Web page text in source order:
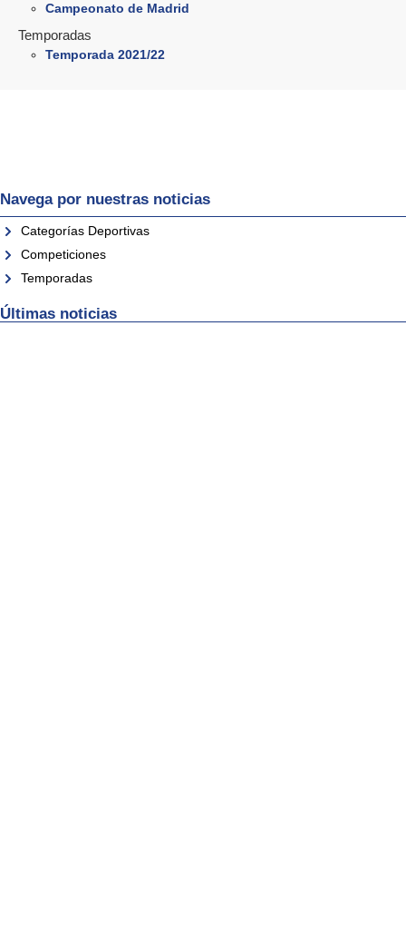
Campeonato de Madrid
Temporadas
Temporada 2021/22
Navega por nuestras noticias
Categorías Deportivas
Competiciones
Temporadas
Últimas noticias